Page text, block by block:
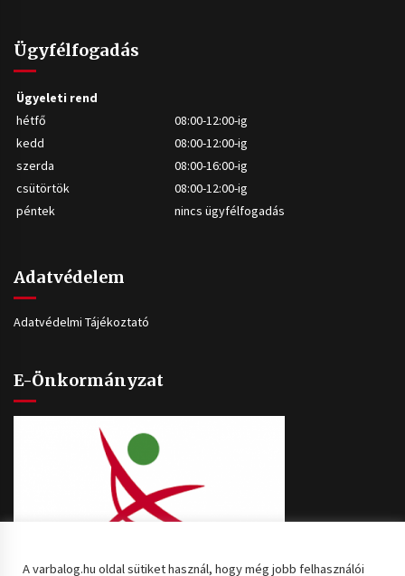
Ügyfélfogadás
Ügyeleti rend
hétfő
08:00-12:00-ig
kedd
08:00-12:00-ig
szerda
08:00-16:00-ig
csütörtök
08:00-12:00-ig
péntek
nincs ügyfélfogadás
Adatvédelem
Adatvédelmi Tájékoztató
E-Önkormányzat
A varbalog.hu oldal sütiket használ, hogy még jobb felhasználói